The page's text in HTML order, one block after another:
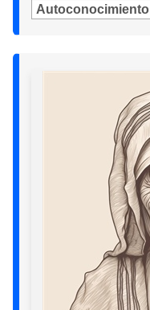
Autoconocimiento